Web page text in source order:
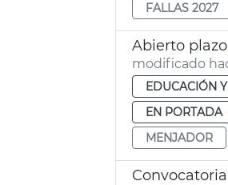
FALLAS 2027
Abierto
modificado
EDUCACIÓN
EN PORTADA
MENJADOR